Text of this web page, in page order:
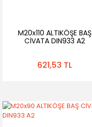
M20x110 ALTIKÖŞE BAŞ
CİVATA DIN933 A2
621,53 TL